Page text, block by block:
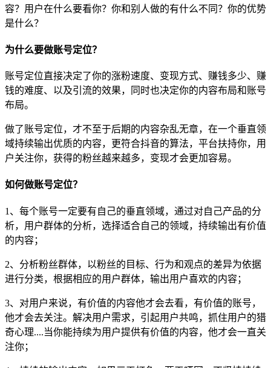
容？用户在什么要看你？你和别人做的有什么不同？你的优势
是什么？
为什么要做账号定位？
账号定位直接决定了你的涨粉速度、变现方式、赚钱多少、赚
钱的难度、以及引流的效果，同时也决定你的内容布局和账号
布局。
做了账号定位，才不至于后期的内容杂乱无章，在一个垂直领
域持续输出优质的内容，更符合抖音的算法，平台扶持你，用
户关注你，获得的粉丝越来越多，变现才会更加容易。
如何做账号定位？
1、每个账号一定要有自己的垂直领域，通过对自己产品的分
析，用户群体的分析，选择适合自己的领域，持续输出有价值
的内容；
2、分析粉丝群体，以粉丝的目标、行为和观点的差异为依据
进行分类，根据相应的用户群体，输出用户喜欢的内容；
3、对用户来说，有价值的内容他才会去看，有价值的账号，
他才会去关注。解决用户需求，引起用户共鸣，抓住用户的猎
奇心理....当你能持续为用户提供有价值的内容，他才会一直关
注你；